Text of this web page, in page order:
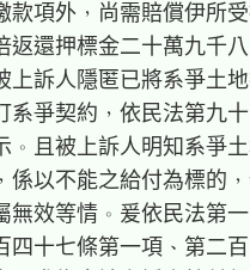
款項外，尚需賠償伊所
返還押標金二十萬九千
上訴人隱匿已將系爭土
系爭契約，依民法第九
。且被上訴人明知系爭
係以不能之給付為標的
無效等情。爰依民法第
四十七條第一項、第二